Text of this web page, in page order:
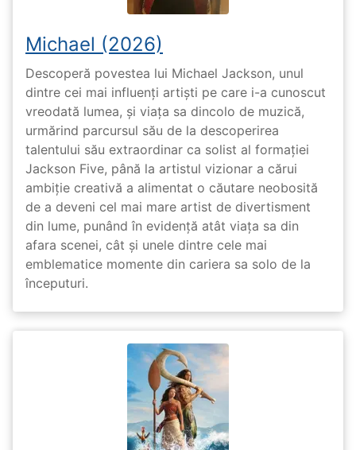
Michael (2026)
Descoperă povestea lui Michael Jackson, unul
dintre cei mai influenți artiști pe care i-a cunoscut
vreodată lumea, și viața sa dincolo de muzică,
urmărind parcursul său de la descoperirea
talentului său extraordinar ca solist al formației
Jackson Five, până la artistul vizionar a cărui
ambiție creativă a alimentat o căutare neobosită
de a deveni cel mai mare artist de divertisment
din lume, punând în evidență atât viața sa din
afara scenei, cât și unele dintre cele mai
emblematice momente din cariera sa solo de la
începuturi.